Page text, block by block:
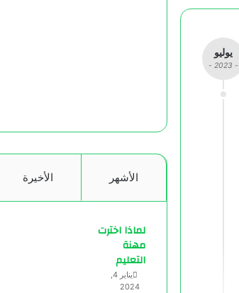
يوليو
- 2023 -
الأشهر الأخيرة
لماذا اخترت
مهنة
التعليم
يناير 4,
2024